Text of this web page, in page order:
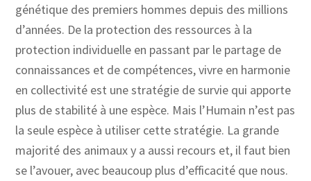
génétique des premiers hommes depuis des millions
d’années. De la protection des ressources à la
protection individuelle en passant par le partage de
connaissances et de compétences, vivre en harmonie
en collectivité est une stratégie de survie qui apporte
plus de stabilité à une espèce. Mais l’Humain n’est pas
la seule espèce à utiliser cette stratégie. La grande
majorité des animaux y a aussi recours et, il faut bien
se l’avouer, avec beaucoup plus d’efficacité que nous.